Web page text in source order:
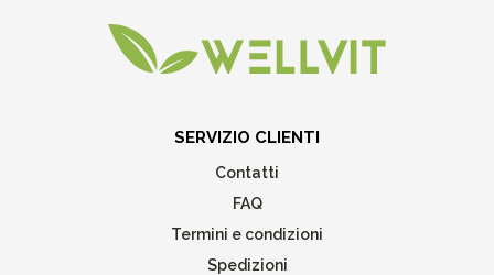
SERVIZIO CLIENTI
Contatti
FAQ
Termini e condizioni
Spedizioni